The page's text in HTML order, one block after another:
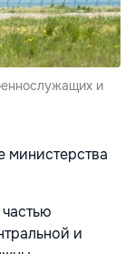
и
министерства
и